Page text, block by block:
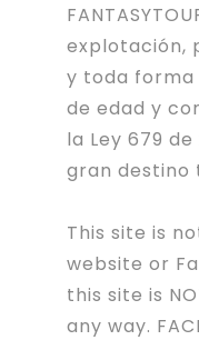
explotación,
y toda forma
de edad y
la Ley 679
gran destino
This site is
website or
this site is
any way.